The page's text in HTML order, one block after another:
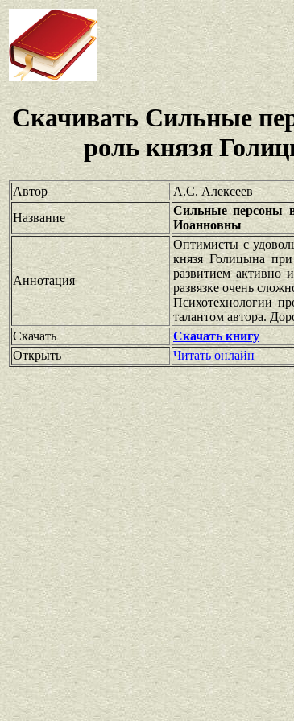
Скачивать Сильные
роль князя
Автор
А.С. Алексеев
Название
Сильные персоны
Иоанновны
Аннотация
Оптимисты с
князя Голицына
развитием активно
развязке очень
Психотехнологии
талантом автора.
Скачать
Скачать книгу
Открыть
Читать онлайн